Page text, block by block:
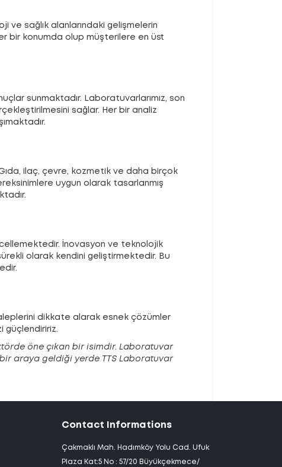
ve sağlık alanlarındaki gelişmelerin
bir konumda olup müşterilere en üst
sunmaktadır. Laboratuvarlarımız, son
sağlar. Her bir analiz
ilaç, çevre, kozmetik ve daha birçok
uygun olarak tasarlanmış
İnovasyon ve teknolojik
olarak kendini geliştirmektedir. Bu
dikkate alarak esnek çözümler
güçlendiririz.
öne çıkan bir isimdir. Laboratuvar
araya geldiği yerde TTS Laboratuvar
Contact Informations
Çakmaklı Mah. Hadımköy Yolu Cad. Ufuk
Plaza Kat:5 No : 57/20 Büyükçekmece/